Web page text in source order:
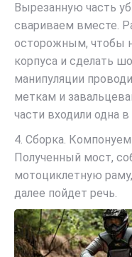
Вырезанную часть
свариваем вместе.
осторожным, чтобы
корпуса и сделать
манипуляции
меткам и
части входили одна
4. Сборка.
Полученный мост,
мотоциклетную
далее пойдет речь.